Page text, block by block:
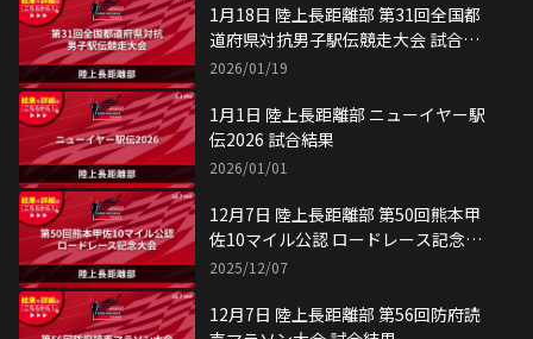
1月18日 陸上長距離部 第31回全国都
道府県対抗男子駅伝競走大会 試合結
果
2026/01/19
1月1日 陸上長距離部 ニューイヤー駅
伝2026 試合結果
2026/01/01
12月7日 陸上長距離部 第50回熊本甲
佐10マイル公認 ロードレース記念大
会 試合結果
2025/12/07
12月7日 陸上長距離部 第56回防府読